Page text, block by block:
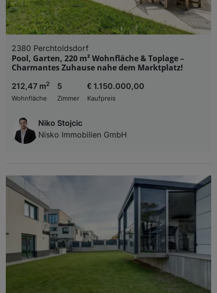
2380 Perchtoldsdorf
Pool, Garten, 220 m² Wohnfläche & Toplage –
Charmantes Zuhause nahe dem Marktplatz!
212,47 m2
Wohnfläche
5
Zimmer
€ 1.150.000,00
Kaufpreis
Niko Stojcic
Nisko Immobilien GmbH